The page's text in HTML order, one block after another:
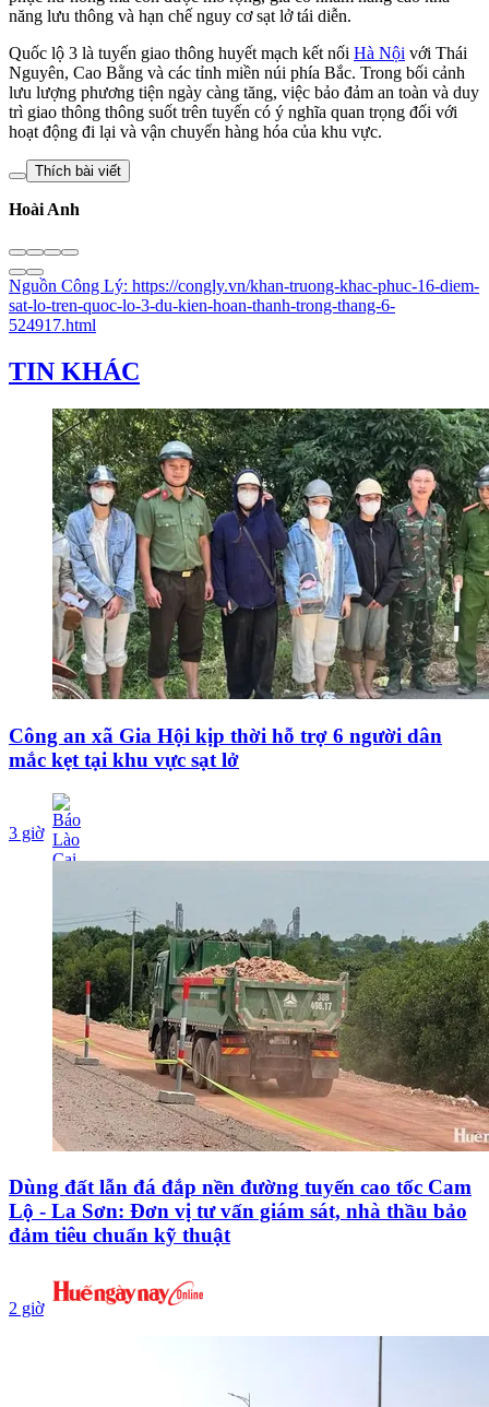
năng lưu thông và hạn chế nguy cơ sạt lở tái diễn.
Quốc lộ 3 là tuyến giao thông huyết mạch kết nối Hà Nội với Thái
Nguyên, Cao Bằng và các tỉnh miền núi phía Bắc. Trong bối cảnh
lưu lượng phương tiện ngày càng tăng, việc bảo đảm an toàn và duy
trì giao thông thông suốt trên tuyến có ý nghĩa quan trọng đối với
hoạt động đi lại và vận chuyển hàng hóa của khu vực.
Thích bài viết
Hoài Anh
Nguồn Công Lý: https://congly.vn/khan-truong-khac-phuc-16-diem-
sat-lo-tren-quoc-lo-3-du-kien-hoan-thanh-trong-thang-6-
524917.html
TIN KHÁC
Công an xã Gia Hội kịp thời hỗ trợ 6 người dân
mắc kẹt tại khu vực sạt lở
3 giờ
Dùng đất lẫn đá đắp nền đường tuyến cao tốc Cam
Lộ - La Sơn: Đơn vị tư vấn giám sát, nhà thầu bảo
đảm tiêu chuẩn kỹ thuật
2 giờ